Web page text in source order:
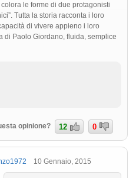
le forme di due protagonisti
Tutta la storia racconta i loro
di vivere appieno i loro
di Paolo Giordano, fluida, semplice
opinione? 12 0
10 Gennaio, 2015